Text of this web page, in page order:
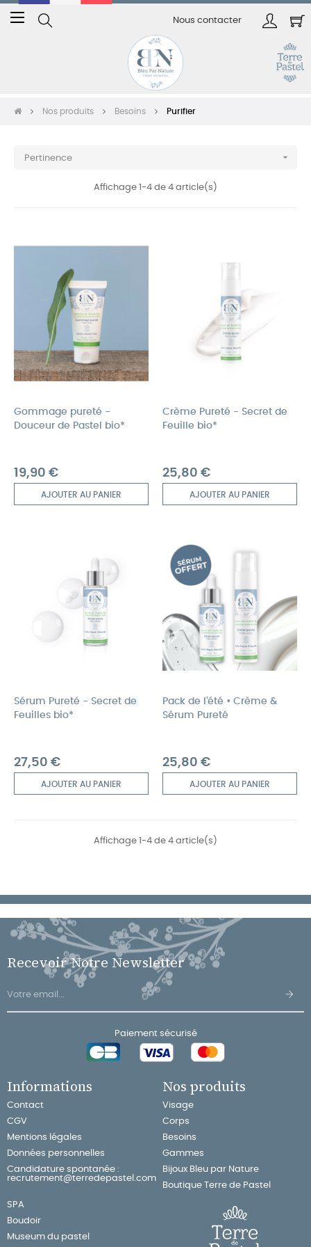
Nous contacter
Basculer
☰
Nos produits Besoins Purifier
Pertinence 
Affichage 1-4 de 4 article(s)
Gommage pureté -
Douceur de Pastel bio*
Prix
19,90 €
AJOUTER AU PANIER
Crème Pureté - Secret de
Feuille bio*
Prix
25,80 €
AJOUTER AU PANIER
Sérum Pureté - Secret de
Feuilles bio*
Prix
27,50 €
AJOUTER AU PANIER
Pack de l'été • Crème &
Sérum Pureté
Prix
25,80 €
AJOUTER AU PANIER
Affichage 1-4 de 4 article(s)
SPA
Boudoir
Museum du pastel
Nos produits
Visage
Corps
Besoins
Gammes
Bijoux Bleu par Nature
Boutique Terre de Pastel
Informations
Contact
CGV
Mentions légales
Données personnelles
Candidature spontanée :
recrutement@terredepastel.com
Recevoir Notre Newsletter
Paiement sécurisé